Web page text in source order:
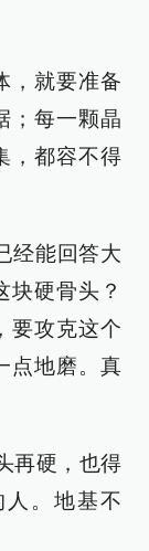
，就要准备
；每一颗晶
，都容不得
经能回答大
块硬骨头？
要攻克这个
点地磨。真
再硬，也得
。地基不